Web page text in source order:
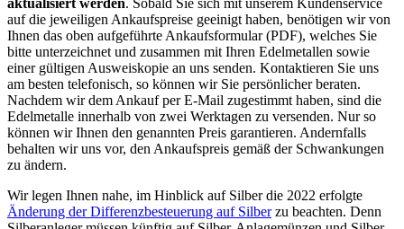
aktualisiert werden. Sobald Sie sich mit unserem Kundenservice
auf die jeweiligen Ankaufspreise geeinigt haben, benötigen wir von
Ihnen das oben aufgeführte Ankaufsformular (PDF), welches Sie
bitte unterzeichnet und zusammen mit Ihren Edelmetallen sowie
einer gültigen Ausweiskopie an uns senden. Kontaktieren Sie uns
am besten telefonisch, so können wir Sie persönlicher beraten.
Nachdem wir dem Ankauf per E-Mail zugestimmt haben, sind die
Edelmetalle innerhalb von zwei Werktagen zu versenden. Nur so
können wir Ihnen den genannten Preis garantieren. Andernfalls
behalten wir uns vor, den Ankaufspreis gemäß der Schwankungen
zu ändern.
Wir legen Ihnen nahe, im Hinblick auf Silber die 2022 erfolgte
Änderung der Differenzbesteuerung auf Silberzu beachten. Denn